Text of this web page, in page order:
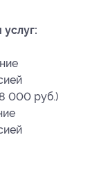
000 руб.)